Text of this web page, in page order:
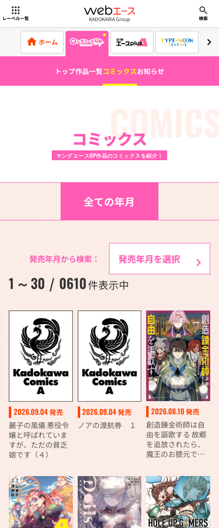
レーベル一覧 webエース
KADOKAWA Group 検索
ホーム
トップ作品一覧コミックスお知らせ
コミックス
ヤングエースUP作品のコミックスを紹介！
全ての年月
1 ～ 30 / 0610件表示中
発売年月から検索：
2026.09.04発売
麗子の風儀 悪役令
嬢と呼ばれていま
すが、ただの貧乏
娘です（４）
2026.09.04発売
ノアの渡航券 １
2026.08.10発売
創造錬金術師は自
由を謳歌する 故郷
を追放されたら、
魔王のお膝元で超
になりました (７)